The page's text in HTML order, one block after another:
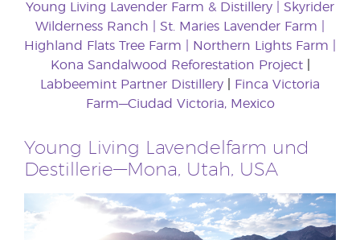
Young Living Lavender Farm & Distillery
Skyrider
Wilderness Ranch
St. Maries Lavender Farm
Highland Flats Tree Farm
Northern Lights Farm
Kona Sandalwood Reforestation Project
Labbeemint Partner Distillery
Finca Victoria
Farm—Ciudad Victoria, Mexico
Young Living Lavendelfarm und
Destillerie—Mona, Utah, USA